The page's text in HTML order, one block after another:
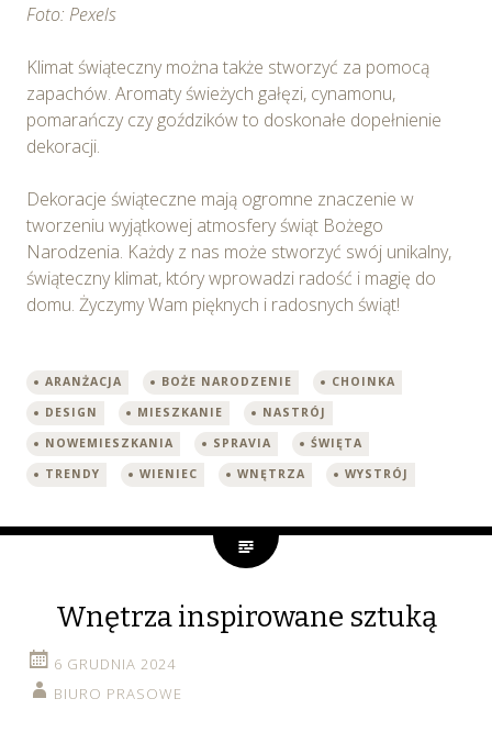
Foto: Pexels
Klimat świąteczny można także stworzyć za pomocą
zapachów. Aromaty świeżych gałęzi, cynamonu,
pomarańczy czy goździków to doskonałe dopełnienie
dekoracji.
Dekoracje świąteczne mają ogromne znaczenie w
tworzeniu wyjątkowej atmosfery świąt Bożego
Narodzenia. Każdy z nas może stworzyć swój unikalny,
świąteczny klimat, który wprowadzi radość i magię do
domu. Życzymy Wam pięknych i radosnych świąt!
ARANŻACJA BOŻE NARODZENIE
CHOINKA
DESIGN
MIESZKANIE
NASTRÓJ
NOWEMIESZKANIA
SPRAVIA
ŚWIĘTA
TRENDY
WIENIEC WNĘTRZA WYSTRÓJ
Wnętrza inspirowane sztuką
6 GRUDNIA 2024
BIURO PRASOWE